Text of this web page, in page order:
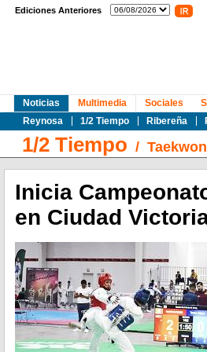
Ediciones Anteriores
Noticias
Reynosa
1/2 Tiempo Ribereña
Multimedia Sociales
1/2 Tiempo /
Inicia
en Ciudad